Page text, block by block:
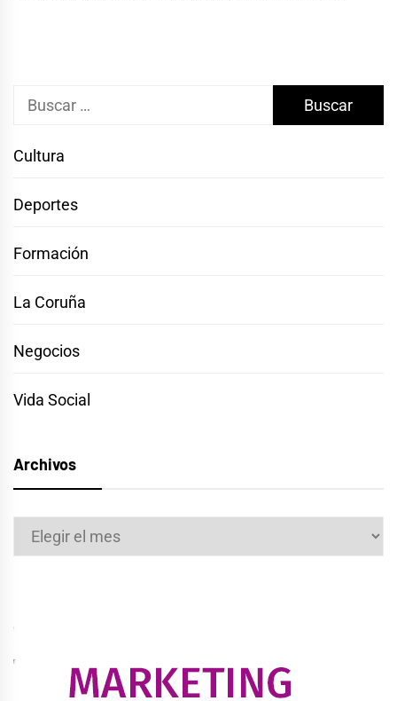
Buscar:
Cultura
Deportes
Formación
La Coruña
Negocios
Vida Social
Archivos
Archivos